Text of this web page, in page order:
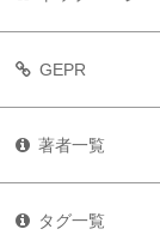
GEPR
著者一覧
タグ一覧